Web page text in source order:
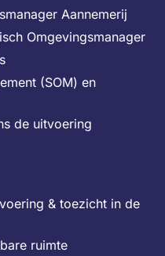
Aannemerij
Omgevingsmanager
(SOM) en
de uitvoering
& toezicht in de
ruimte